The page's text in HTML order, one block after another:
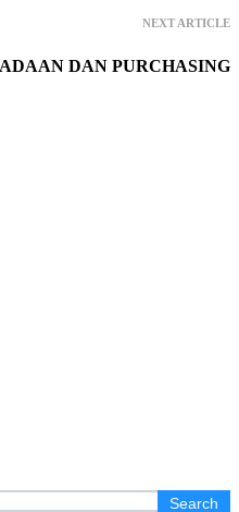
NEXT ARTICLE
DAN PURCHASING